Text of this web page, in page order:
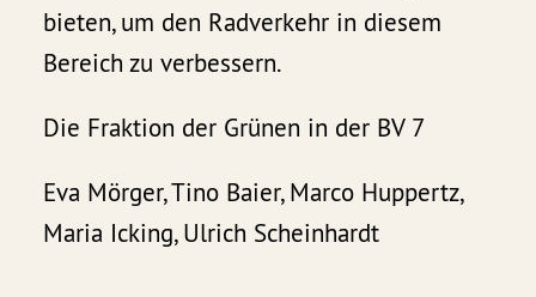
bieten, um den Radverkehr in diesem
Bereich zu verbessern.
Die Fraktion der Grünen in der BV 7
Eva Mörger, Tino Baier, Marco Huppertz,
Maria Icking, Ulrich Scheinhardt